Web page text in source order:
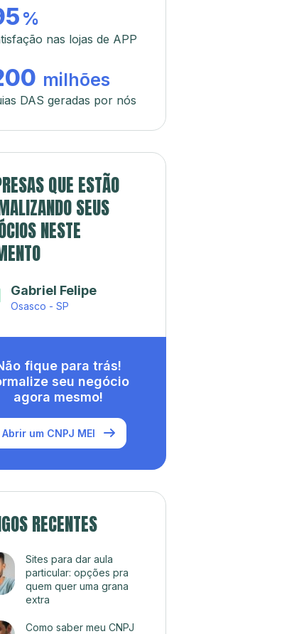
%
nas lojas de APP
milhões
DAS geradas por nós
QUE ESTÃO
SEUS
NESTE
Gabriel Felipe
Osasco - SP
fique para trás!
seu negócio
agora mesmo!
Abrir um CNPJ MEI
RECENTES
Sites para dar aula
particular: opções pra
quem quer uma grana
extra
Como saber meu CNPJ